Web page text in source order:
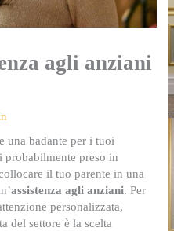
agli anziani
una badante per i tuoi
probabilmente preso in
il tuo parente in una
assistenza agli anziani. Per
personalizzata,
del settore è la scelta